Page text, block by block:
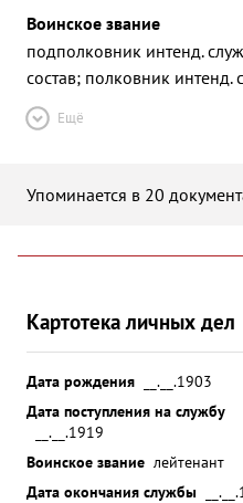
Воинское звание
подполковник интенд.
состав; полковник интенд.
Ещё
Упоминается в 20
Картотека личных дел
Дата рождения
__.__.1903
Дата поступления на службу
__.__.1919
Воинское звание лейтенант
Дата окончания службы